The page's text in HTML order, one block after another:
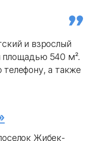
и взрослый
площадью 540 м².
а также
Жибек-